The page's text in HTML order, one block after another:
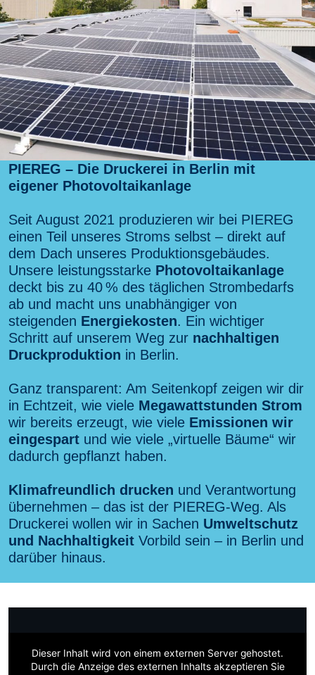
PIEREG – Die Druckerei in Berlin mit
eigener Photovoltaikanlage
Seit August 2021 produzieren wir bei PIEREG
einen Teil unseres Stroms selbst – direkt auf
dem Dach unseres Produktionsgebäudes.
Unsere leistungsstarke Photovoltaikanlage
deckt bis zu 40 % des täglichen Strombedarfs
ab und macht uns unabhängiger von
steigenden Energiekosten. Ein wichtiger
Schritt auf unserem Weg zur nachhaltigen
Druckproduktion in Berlin.
Ganz transparent: Am Seitenkopf zeigen wir dir
in Echtzeit, wie viele Megawattstunden Strom
wir bereits erzeugt, wie viele Emissionen wir
eingespart und wie viele „virtuelle Bäume“ wir
dadurch gepflanzt haben.
Klimafreundlich drucken und Verantwortung
übernehmen – das ist der PIEREG-Weg. Als
Druckerei wollen wir in Sachen Umweltschutz
und Nachhaltigkeit Vorbild sein – in Berlin und
darüber hinaus.
Dieser Inhalt wird von einem externen Server gehostet.
Durch die Anzeige des externen Inhalts akzeptieren Sie